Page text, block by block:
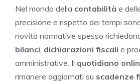
Nel mondo della contabilità e
precisione e rispetto dei tempi
novità normative spesso
bilanci dichiarazioni fiscali e
amministrative. Il quotidiano
rimanere aggiornati su scadenze